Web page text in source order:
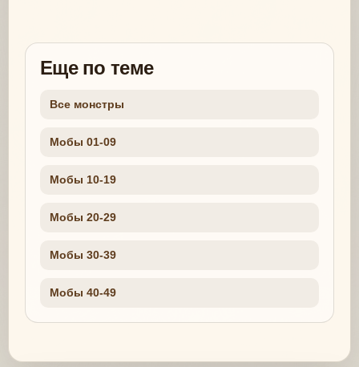
Еще по теме
Все монстры
Мобы 01-09
Мобы 10-19
Мобы 20-29
Мобы 30-39
Мобы 40-49